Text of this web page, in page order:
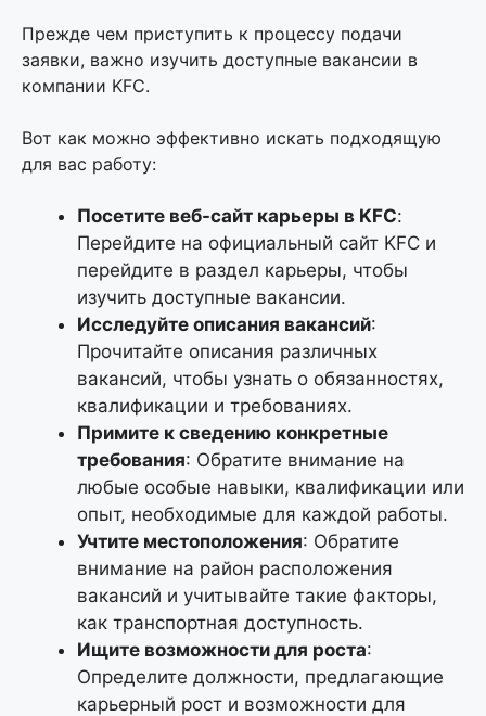
Прежде чем приступить к процессу подачи
заявки, важно изучить доступные вакансии в
компании KFC.
Вот как можно эффективно искать подходящую
для вас работу:
Посетите веб-сайт карьеры в KFC:
Перейдите на официальный сайт KFC и
перейдите в раздел карьеры, чтобы
изучить доступные вакансии.
Исследуйте описания вакансий:
Прочитайте описания различных
вакансий, чтобы узнать о обязанностях,
квалификации и требованиях.
Примите к сведению конкретные
требования: Обратите внимание на
любые особые навыки, квалификации или
опыт, необходимые для каждой работы.
Учтите местоположения: Обратите
внимание на район расположения
вакансий и учитывайте такие факторы,
как транспортная доступность.
Ищите возможности для роста:
Определите должности, предлагающие
карьерный рост и возможности для